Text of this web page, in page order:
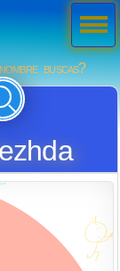
buscas?
Men
ú